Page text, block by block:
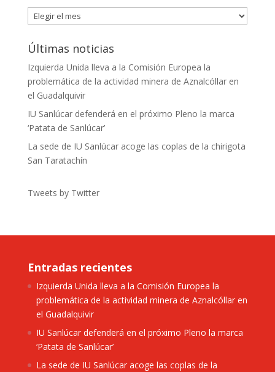
Publicaciones
Últimas noticias
Izquierda Unida lleva a la Comisión Europea la
problemática de la actividad minera de Aznalcóllar en
el Guadalquivir
IU Sanlúcar defenderá en el próximo Pleno la marca
‘Patata de Sanlúcar’
La sede de IU Sanlúcar acoge las coplas de la chirigota
San Taratachín
Tweets by Twitter
Entradas recientes
Izquierda Unida lleva a la Comisión Europea la
problemática de la actividad minera de Aznalcóllar en
el Guadalquivir
IU Sanlúcar defenderá en el próximo Pleno la marca
‘Patata de Sanlúcar’
La sede de IU Sanlúcar acoge las coplas de la